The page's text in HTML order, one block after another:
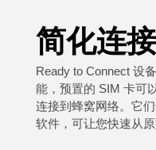
简化连接
Ready to Connect 设
能，预置的 SIM 卡可
连接到蜂窝网络。它
软件，可让您快速从